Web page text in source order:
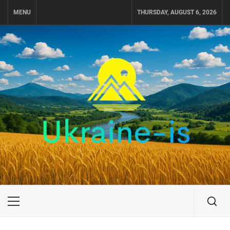
MENU THURSDAY, AUGUST 6, 2026
UKRAINE-IS
ПУТЕШЕСТВИЕ ПО УКРАИНЕ
Primary